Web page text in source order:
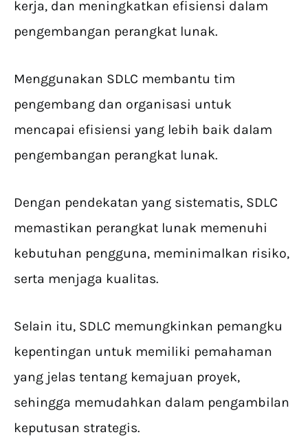
kerja, dan meningkatkan efisiensi dalam
pengembangan perangkat lunak.
Menggunakan SDLC membantu tim
pengembang dan organisasi untuk
mencapai efisiensi yang lebih baik dalam
pengembangan perangkat lunak.
Dengan pendekatan yang sistematis, SDLC
memastikan perangkat lunak memenuhi
kebutuhan pengguna, meminimalkan risiko,
serta menjaga kualitas.
Selain itu, SDLC memungkinkan pemangku
kepentingan untuk memiliki pemahaman
yang jelas tentang kemajuan proyek,
sehingga memudahkan dalam pengambilan
keputusan strategis.